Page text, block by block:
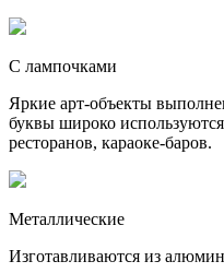
С лампочками
Яркие арт-объекты
буквы широко
ресторанов, караоке-баров.
Металлические
Изготавливаются из